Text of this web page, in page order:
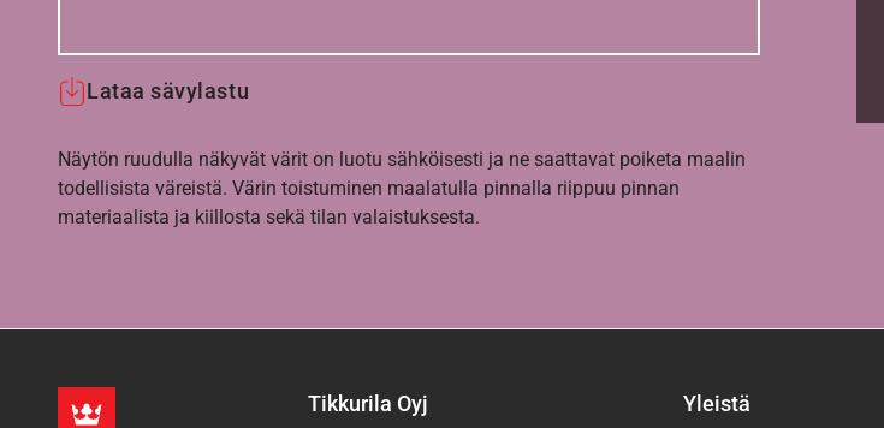
Lataa sävylastu
Näytön ruudulla näkyvät värit on luotu sähköisesti ja ne saattavat poiketa maalin
todellisista väreistä. Värin toistuminen maalatulla pinnalla riippuu pinnan
materiaalista ja kiillosta sekä tilan valaistuksesta.
Tikkurila Oyj Yleistä